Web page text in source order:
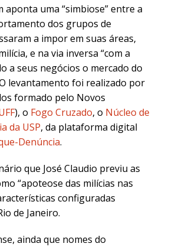
aponta uma “simbiose” entre a
dos grupos de
a impor em suas áreas,
e na via inversa “com a
a seus negócios o mercado do
levantamento foi realizado por
formado pelo Novos
), o Fogo Cruzado, o Núcleo de
da USP, da plataforma digital
Denúncia.
que José Claudio previu as
“apoteose das milícias nas
configuradas
de Janeiro.
ainda que nomes do